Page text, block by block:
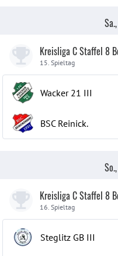
Kreisliga C Staffel 8
15. Spieltag
Wacker 21 III
BSC Reinick.
Kreisliga C Staffel 8
16. Spieltag
Steglitz GB III